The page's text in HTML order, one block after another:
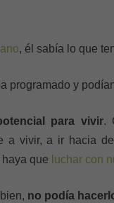
, él sabía lo que
programado y
para vivir.
a vivir, a ir hacia
que luchar con
no podía